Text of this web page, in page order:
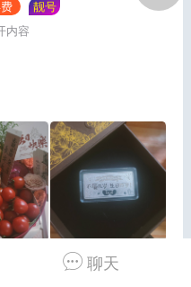
方
聊天
靓号
内容